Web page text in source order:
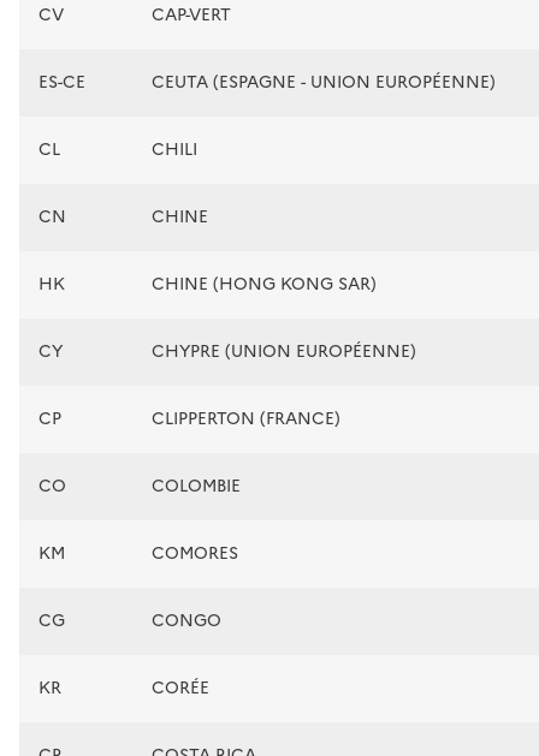
CV CAP-VERT
ES-CE CEUTA (ESPAGNE - UNION EUROPÉENNE)
CL CHILI
CN CHINE
HK CHINE (HONG KONG SAR)
CY CHYPRE (UNION EUROPÉENNE)
CP CLIPPERTON (FRANCE)
CO COLOMBIE
KM COMORES
CG CONGO
KR CORÉE